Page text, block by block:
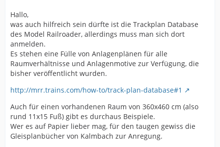
Hallo,
was auch hilfreich sein dürfte ist die Trackplan Database
des Model Railroader, allerdings muss man sich dort
anmelden.
Es stehen eine Fülle von Anlagenplänen für alle
Raumverhältnisse und Anlagenmotive zur Verfügung, die
bisher veröffentlicht wurden.
http://mrr.trains.com/how-to/track-plan-database#1
Auch für einen vorhandenen Raum von 360x460 cm (also
rund 11x15 Fuß) gibt es durchaus Beispiele.
Wer es auf Papier lieber mag, für den taugen gewiss die
Gleisplanbücher von Kalmbach zur Anregung.